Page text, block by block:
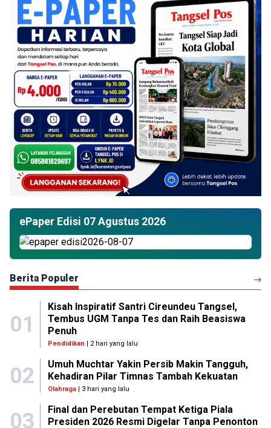
ePaper Edisi 07 Agustus 2026
Berita Populer
01
Kisah Inspiratif Santri Cireundeu Tangsel,
Tembus UGM Tanpa Tes dan Raih Beasiswa
Penuh
Pendidikan | 2 hari yang lalu
02
Umuh Muchtar Yakin Persib Makin Tangguh,
Kehadiran Pilar Timnas Tambah Kekuatan
Olahraga| 3 hari yang lalu
03
Final dan Perebutan Tempat Ketiga Piala
Presiden 2026 Resmi Digelar Tanpa Penonton